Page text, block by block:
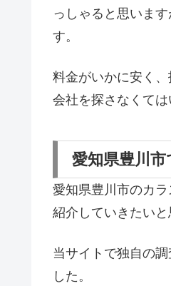
っしゃると思いま
す。
料金がいかに安く
会社を探さなくては
愛知県豊川
愛知県豊川市のカ
紹介していきたいと
当サイトで独自の
した。